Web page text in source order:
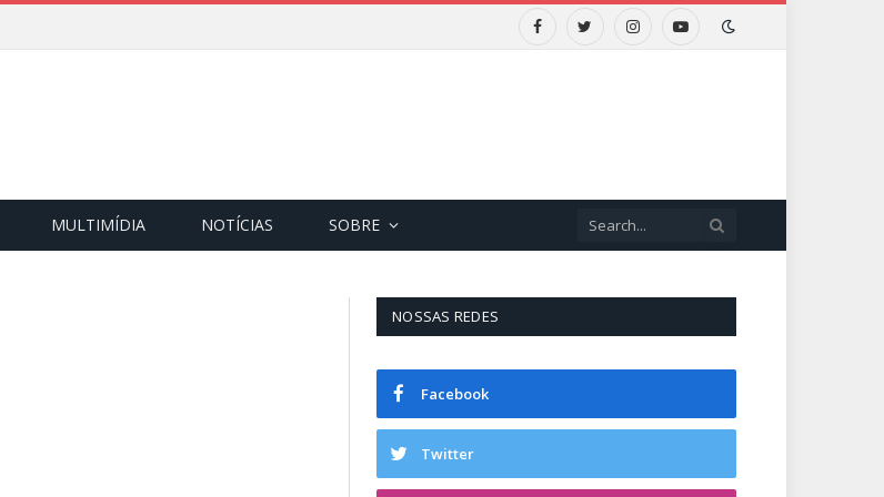
FacebookTwitterInstagramYouTube
MULTIMÍDIA NOTÍCIAS SOBRE
NOSSAS REDES
Facebook
Twitter